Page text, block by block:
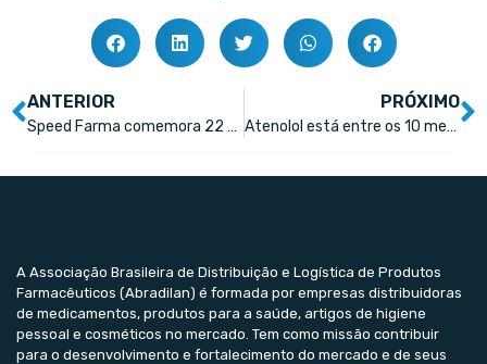
ANTERIOR
Speed Farma comemora 22 anos de história e planeja investimentos
PRÓXIMO
Atenolol está entre os 10 medicamentos mais vendidos no Brasil
A Associação Brasileira de Distribuição e Logística de Produtos
Farmacêuticos (Abradilan) é formada por empresas distribuidoras
de medicamentos, produtos para a saúde, artigos de higiene
pessoal e cosméticos no mercado. Tem como missão contribuir
para o desenvolvimento e fortalecimento do mercado e de seus